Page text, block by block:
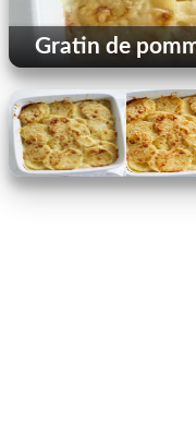
Gratin de